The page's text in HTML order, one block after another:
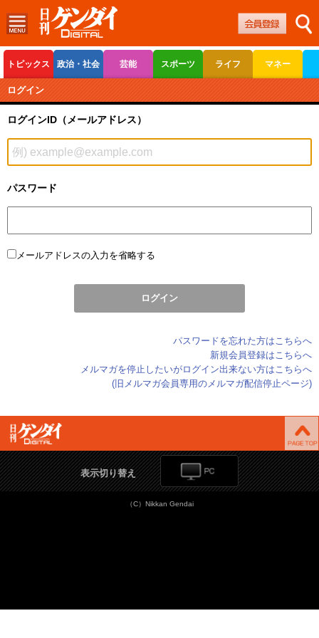
トピックス 政治・社会 芸能 スポーツ ライフ マネー
ボートレース
ログイン
ログインID（メールアドレス）
パスワード
メールアドレスの入力を省略する
パスワードを忘れた方はこちらへ
新規会員登録はこちらへ
メルマガを停止したいがログイン出来ない方はこちらへ
(旧メルマガ会員専用のメルマガ配信停止ページ)
表示切り替え
（C）Nikkan Gendai